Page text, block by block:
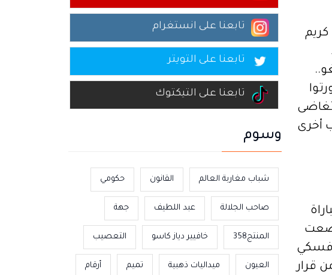
تغاضى
أخرى
قرار
تابعنا على انستغرام
تابعنا على التويتر
تابعنا على التيكتوك
وسوم
شباب مغاربة العالم القانون حكومي
صاحب الجلالة عبد اللطيف جهة
المنتج358 خافيير دياز كاسو التعصيب
العيون ميداليات ذهبية تميم أرقام